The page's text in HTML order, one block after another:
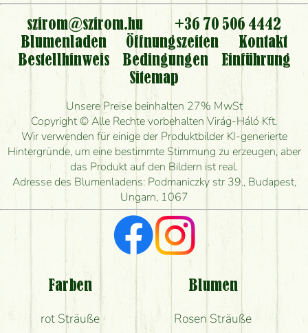
Ist der Blumenladen non stop geöffnet?
Kann ich den bestellten Blumenstrauß persönlich
nehmen oder nur per Blumenversand?
Ist eine Bestellung für ländliche Gebiete möglich?
Wie lange kann ich heute Blumen mit Lieferung
bestellen?
Wie schnell können Sie den Blumenstrauß
herstellen und wann können Sie ihn frühestens
liefern?
Ich suche rote Rosen, hast du welche?
Welche Rückmeldungen bekomme ich zum
Bekomme ich wirklich, was auf dem Bild zu sehen
szirom@szirom.hu
+36 70 506 4442
Blumenladen
Öffnungszeiten
Kontakt
Bestellhinweis
Bedingungen
Einführung
Sitemap
Unsere Preise beinhalten 27% MwSt
Copyright © Alle Rechte vorbehalten Virág-Háló Kft.
Wir verwenden für einige der Produktbilder KI-generierte
Hintergründe, um eine bestimmte Stimmung zu erzeugen, aber
das Produkt auf den Bildern ist real.
Adresse des Blumenladens: Podmaniczky str 39., Budapest,
Ungarn, 1067
Farben
rot Sträuße
Blumen
Rosen Sträuße